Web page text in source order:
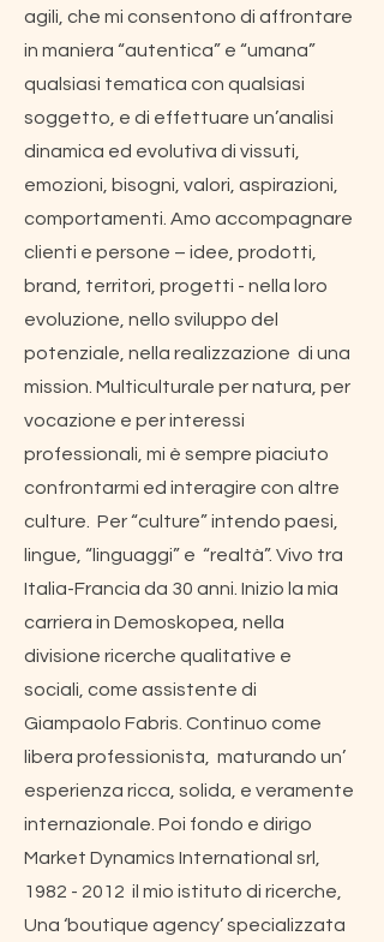
agili, che mi consentono di affrontare
in maniera “autentica” e “umana”
qualsiasi tematica con qualsiasi
soggetto, e di effettuare un’analisi
dinamica ed evolutiva di vissuti,
emozioni, bisogni, valori, aspirazioni,
comportamenti. Amo accompagnare
clienti e persone – idee, prodotti,
brand, territori, progetti - nella loro
evoluzione, nello sviluppo del
potenziale, nella realizzazione di una
mission. Multiculturale per natura, per
vocazione e per interessi
professionali, mi è sempre piaciuto
confrontarmi ed interagire con altre
culture. Per “culture” intendo paesi,
lingue, “linguaggi” e “realtà”. Vivo tra
Italia-Francia da 30 anni. Inizio la mia
carriera in Demoskopea, nella
divisione ricerche qualitative e
sociali, come assistente di
Giampaolo Fabris. Continuo come
libera professionista, maturando un’
esperienza ricca, solida, e veramente
internazionale. Poi fondo e dirigo
Market Dynamics International srl,
1982 - 2012 il mio istituto di ricerche,
Una ‘boutique agency’ specializzata